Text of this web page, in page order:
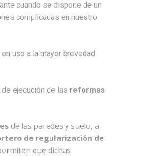
cuando se dispone de un
complicadas en nuestro
uso a la mayor brevedad
ejecución de las reformas
de las paredes y suelo, a
de regularización de
que dichas